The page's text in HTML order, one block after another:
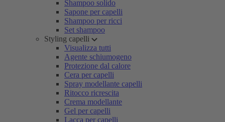
Shampoo solido
Sapone per capelli
Shampoo per ricci
Set shampoo
Styling capelli
Visualizza tutti
Agente schiumogeno
Protezione dal calore
Cera per capelli
Spray modellante capelli
Ritocco ricrescita
Crema modellante
Gel per capelli
Lacca per capelli